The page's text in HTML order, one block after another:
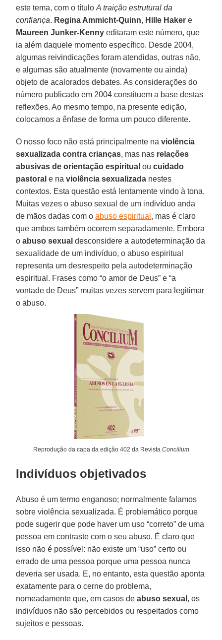
este tema, com o títuloA traição estrutural da
confiança. Regina Ammicht-Quinn, Hille Haker e
Maureen Junker-Kenny editaram este número, que
ia além daquele momento específico. Desde 2004,
algumas reivindicações foram atendidas, outras não,
e algumas são atualmente (novamente ou ainda)
objeto de acalorados debates. As considerações do
número publicado em 2004 constituem a base destas
reflexões. Ao mesmo tempo, na presente edição,
colocamos a ênfase de forma um pouco diferente.
O nosso foco não está principalmente naviolência
sexualizada contra crianças, mas nas relações
abusivas de orientação espiritual oucuidado
pastoral e naviolência sexualizada nestes
contextos. Esta questão está lentamente vindo à tona.
Muitas vezes o abuso sexual de um indivíduo anda
de mãos dadas com oabuso espiritual , mas é claro
que ambos também ocorrem separadamente. Embora
oabuso sexual desconsidere a autodeterminação da
sexualidade de um indivíduo, o abuso espiritual
representa um desrespeito pela autodeterminação
espiritual. Frases como “o amor de Deus” e “a
vontade de Deus” muitas vezes servem para legitimar
o abuso.
Reprodução da capa da edição 402 da Revista Concilium
Indivíduos objetivados
Abuso é um termo enganoso; normalmente falamos
sobre violência sexualizada. É problemático porque
pode sugerir que pode haver um uso “correto” de uma
pessoa em contraste com o seu abuso. É claro que
isso não é possível: não existe um “uso” certo ou
errado de uma pessoa porque uma pessoa nunca
deveria ser usada. E, no entanto, esta questão aponta
exatamente para o cerne do problema,
nomeadamente que, em casos deabuso sexual , os
indivíduos não são percebidos ou respeitados como
sujeitos e pessoas.